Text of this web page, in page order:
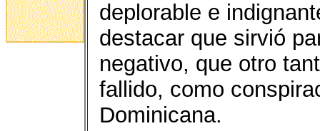
deplorable e
destacar que sirvió
negativo, que otro
fallido, como
Dominicana.